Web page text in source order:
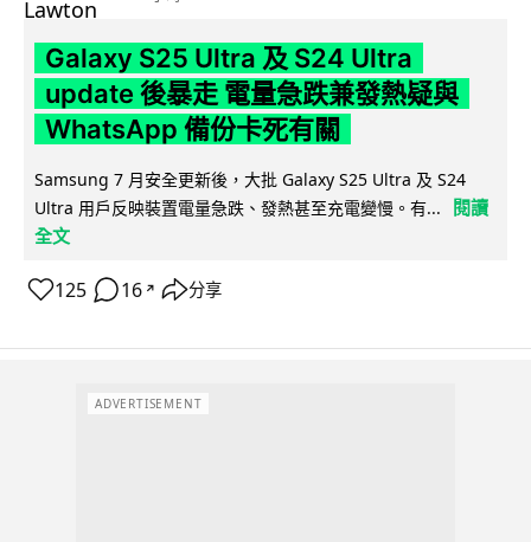
Galaxy S25 Ultra 及 S24 Ultra
update 後暴走 電量急跌兼發熱疑與
WhatsApp 備份卡死有關
Samsung 7 月安全更新後，大批 Galaxy S25 Ultra 及 S24
Ultra 用戶反映裝置電量急跌、發熱甚至充電變慢。有...
閱讀
全文
125 16 ↗ 分享
ADVERTISEMENT